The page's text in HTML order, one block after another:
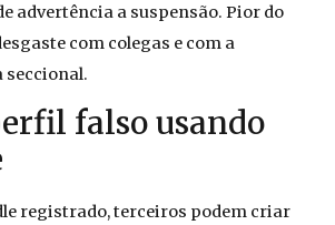
advertência a suspensão. Pior do
com colegas e com a
seccional.
falso usando
registrado, terceiros podem criar